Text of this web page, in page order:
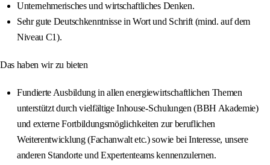
Unternehmerisches und wirtschaftliches Denken.
Sehr gute Deutschkenntnisse in Wort und Schrift (mind. auf dem
Niveau C1).
Das haben wir zu bieten
Fundierte Ausbildung in allen energiewirtschaftlichen Themen
unterstützt durch vielfältige Inhouse-Schulungen (BBH Akademie)
und externe Fortbildungsmöglichkeiten zur beruflichen
Weiterentwicklung (Fachanwalt etc.) sowie bei Interesse, unsere
anderen Standorte und Expertenteams kennenzulernen.